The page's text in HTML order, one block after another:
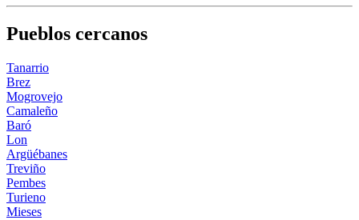
Pueblos cercanos
Tanarrio
Brez
Mogrovejo
Camaleño
Baró
Lon
Argüébanes
Treviño
Pembes
Turieno
Mieses